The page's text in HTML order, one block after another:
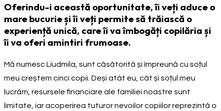
Oferindu-i această oportunitate, îi veți aduce o
mare bucurie și îi veți permite să trăiască o
experiență unică, care îi va îmbogăți copilăria și
îi va oferi amintiri frumoase.
Mă numesc Liudmila, sunt căsătorită și împreună cu soțul
meu creștem cinci copii. Deși atât eu, cât și soțul meu
lucrăm, resursele financiare ale familiei noastre sunt
limitate, iar acoperirea tuturor nevoilor copiilor reprezintă o